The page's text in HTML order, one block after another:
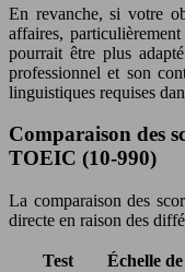
En revanche, si votre
affaires,
pourrait être plus
professionnel et son
linguistiques requises
Comparaison des
TOEIC (10-990)
La comparaison des
directe en raison des
Test Échelle